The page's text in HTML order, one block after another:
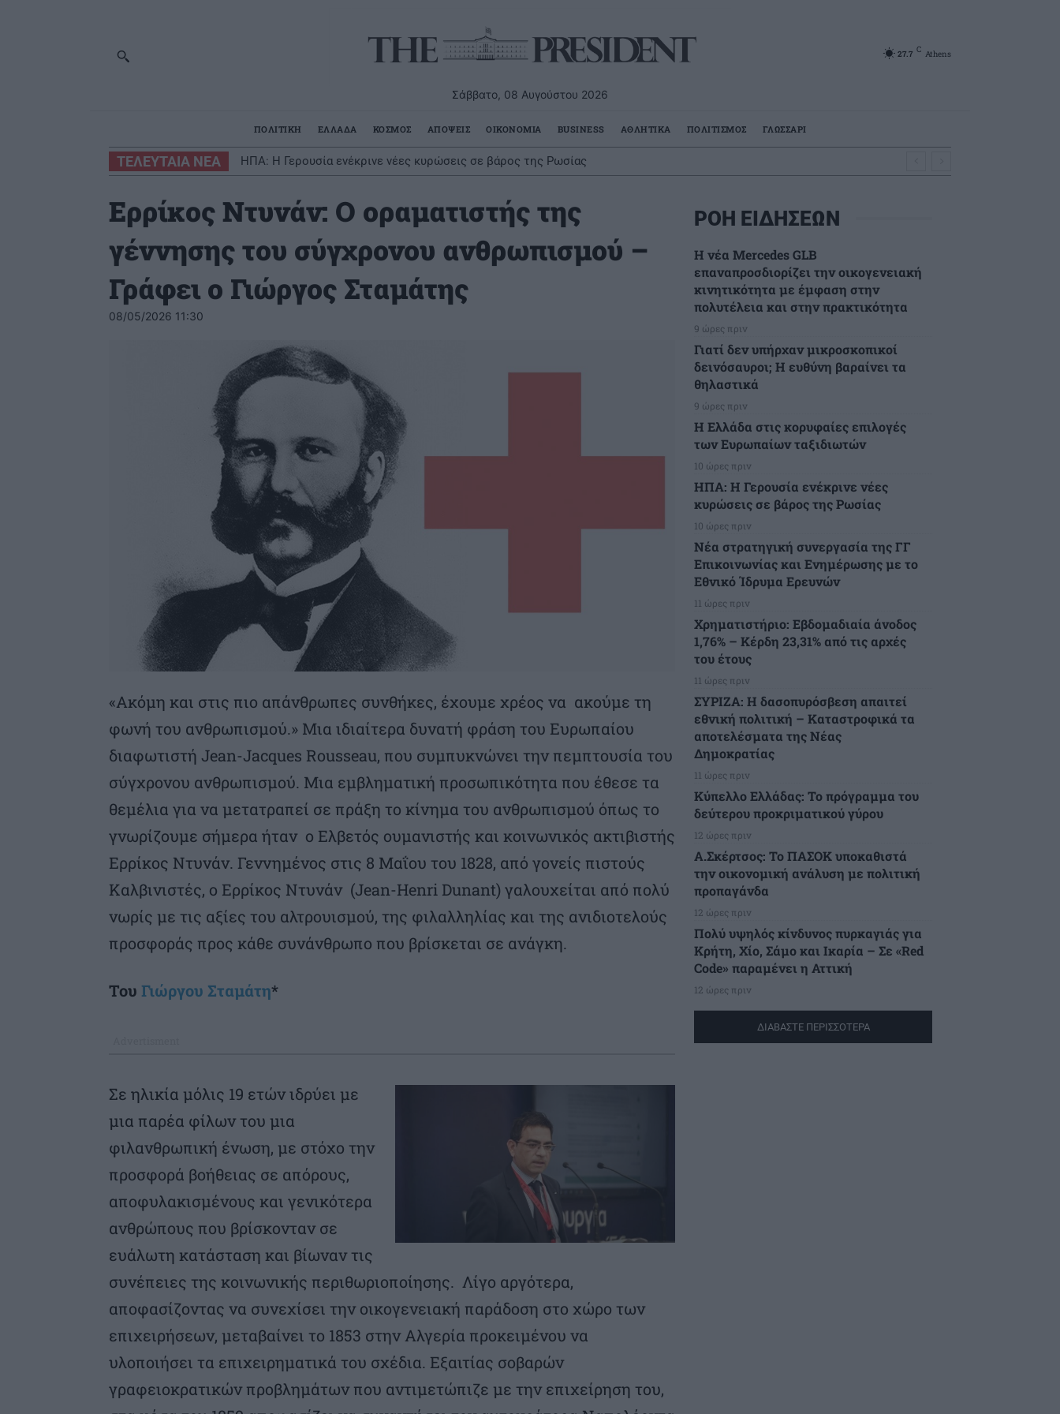
Σάββατο, 08 Αυγούστου 2026
27.7 C Athens
ΠΟΛΙΤΙΚΗ ΕΛΛΑΔΑ ΚΟΣΜΟΣ ΑΠΟΨΕΙΣ ΟΙΚΟΝΟΜΙΑ BUSINESS ΑΘΛΗΤΙΚΑ ΠΟΛΙΤΙΣΜΟΣ ΓΛΩΣΣΑΡΙ
ΤΕΛΕΥΤΑΙΑ ΝΕΑ ΗΠΑ: Η Γερουσία ενέκρινε νέες κυρώσεις σε βάρος της Ρωσίας
Ερρίκος Ντυνάν: Ο οραματιστής της
γέννησης του σύγχρονου ανθρωπισμού –
Γράφει ο Γιώργος Σταμάτης
08/05/2026 11:30
«Ακόμη και στις πιο απάνθρωπες συνθήκες, έχουμε χρέος να ακούμε τη
φωνή του ανθρωπισμού.» Μια ιδιαίτερα δυνατή φράση του Ευρωπαίου
διαφωτιστή Jean-Jacques Rousseau, που συμπυκνώνει την πεμπτουσία του
σύγχρονου ανθρωπισμού. Μια εμβληματική προσωπικότητα που έθεσε τα
θεμέλια για να μετατραπεί σε πράξη το κίνημα του ανθρωπισμού όπως το
γνωρίζουμε σήμερα ήταν ο Ελβετός ουμανιστής και κοινωνικός ακτιβιστής
Ερρίκος Ντυνάν. Γεννημένος στις 8 Μαΐου του 1828, από γονείς πιστούς
Καλβινιστές, ο Ερρίκος Ντυνάν (Jean-Henri Dunant) γαλουχείται από πολύ
νωρίς με τις αξίες του αλτρουισμού, της φιλαλληλίας και της ανιδιοτελούς
προσφοράς προς κάθε συνάνθρωπο που βρίσκεται σε ανάγκη.
Του Γιώργου Σταμάτη*
Σε ηλικία μόλις 19 ετών ιδρύει με
μια παρέα φίλων του μια
φιλανθρωπική ένωση, με στόχο την
προσφορά βοήθειας σε απόρους,
αποφυλακισμένους και γενικότερα
ανθρώπους που βρίσκονταν σε
ευάλωτη κατάσταση και βίωναν τις
συνέπειες της κοινωνικής περιθωριοποίησης. Λίγο αργότερα,
αποφασίζοντας να συνεχίσει την οικογενειακή παράδοση στο χώρο των
επιχειρήσεων, μεταβαίνει το 1853 στην Αλγερία προκειμένου να
υλοποιήσει τα επιχειρηματικά του σχέδια. Εξαιτίας σοβαρών
γραφειοκρατικών προβλημάτων που αντιμετώπιζε με την επιχείρηση του,
ΡΟΗ ΕΙΔΗΣΕΩΝ
Η νέα Mercedes GLB
επαναπροσδιορίζει την οικογενειακή
κινητικότητα με έμφαση στην
πολυτέλεια και στην πρακτικότητα
9 ώρες πριν
Γιατί δεν υπήρχαν μικροσκοπικοί
δεινόσαυροι; Η ευθύνη βαραίνει τα
θηλαστικά
9 ώρες πριν
Η Ελλάδα στις κορυφαίες επιλογές
των Ευρωπαίων ταξιδιωτών
10 ώρες πριν
ΗΠΑ: Η Γερουσία ενέκρινε νέες
κυρώσεις σε βάρος της Ρωσίας
10 ώρες πριν
Νέα στρατηγική συνεργασία της ΓΓ
Επικοινωνίας και Ενημέρωσης με το
Εθνικό Ίδρυμα Ερευνών
11 ώρες πριν
Χρηματιστήριο: Εβδομαδιαία άνοδος
1,76% – Κέρδη 23,31% από τις αρχές
του έτους
11 ώρες πριν
ΣΥΡΙΖΑ: Η δασοπυρόσβεση απαιτεί
εθνική πολιτική – Καταστροφικά τα
αποτελέσματα της Νέας
Δημοκρατίας
11 ώρες πριν
Κύπελλο Ελλάδας: Το πρόγραμμα του
δεύτερου προκριματικού γύρου
12 ώρες πριν
Α.Σκέρτσος: Το ΠΑΣΟΚ υποκαθιστά
την οικονομική ανάλυση με πολιτική
προπαγάνδα
12 ώρες πριν
Πολύ υψηλός κίνδυνος πυρκαγιάς για
Κρήτη, Χίο, Σάμο και Ικαρία – Σε «Red
Code» παραμένει η Αττική
12 ώρες πριν
ΔΙΑΒΑΣΤΕ ΠΕΡΙΣΣΟΤΕΡΑ